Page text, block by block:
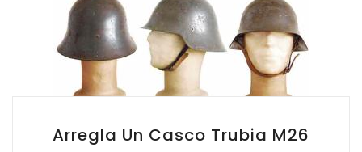
Arregla Un Casco Trubia M26